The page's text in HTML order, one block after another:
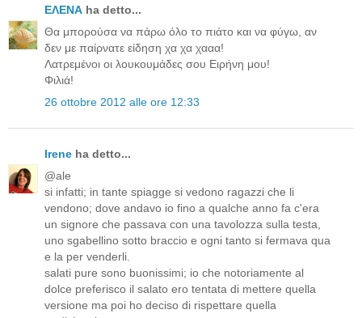
ΕΛΕΝΑ ha detto...
Θα μπορούσα να πάρω όλο το πιάτο και να φύγω, αν
δεν με παίρνατε είδηση χα χα χααα!
Λατρεμένοι οι λουκουμάδες σου Ειρήνη μου!
Φιλιά!
26 ottobre 2012 alle ore 12:33
Irene ha detto...
@ale
si infatti; in tante spiagge si vedono ragazzi che li
vendono; dove andavo io fino a qualche anno fa c'era
un signore che passava con una tavolozza sulla testa,
uno sgabellino sotto braccio e ogni tanto si fermava qua
e la per venderli.
salati pure sono buonissimi; io che notoriamente al
dolce preferisco il salato ero tentata di mettere quella
versione ma poi ho deciso di rispettare quella